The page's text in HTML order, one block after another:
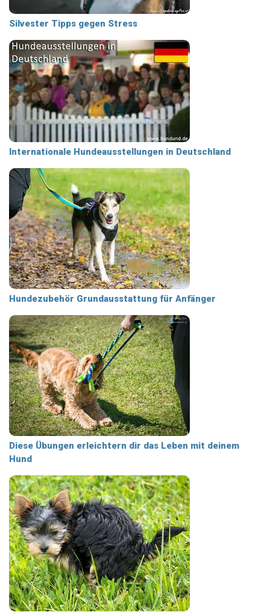
Silvester Tipps gegen Stress
Internationale Hundeausstellungen in Deutschland
Hundezubehör Grundausstattung für Anfänger
Diese Übungen erleichtern dir das Leben mit deinem
Hund